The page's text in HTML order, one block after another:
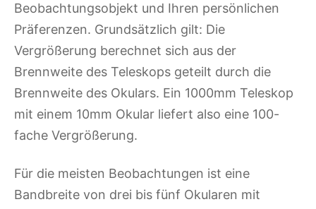
Beobachtungsobjekt und Ihren persönlichen
Präferenzen. Grundsätzlich gilt: Die
Vergrößerung berechnet sich aus der
Brennweite des Teleskops geteilt durch die
Brennweite des Okulars. Ein 1000mm Teleskop
mit einem 10mm Okular liefert also eine 100-
fache Vergrößerung.
Für die meisten Beobachtungen ist eine
Bandbreite von drei bis fünf Okularen mit